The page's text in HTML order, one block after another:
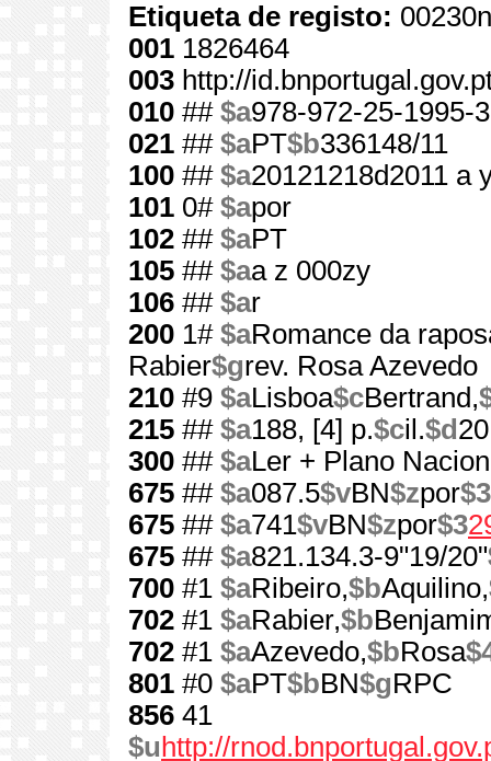
Etiqueta de registo:
001 1826464
003 http://
010 ## $a978-972-25-1995-3
021 ## $aPT$b336148/11
100 ## $a20121218d2011 a
101 0# $apor
102 ## $aPT
105 ## $aa z 000zy
106 ## $ar
200 1# $aRomance da
Rabier$grev. Rosa Azevedo
210 #9 $aLisboa$cBertrand,
215 ## $a188, [4] p.$cil.$d
300 ## $aLer + Plano
675 ## $a087.5$vBN$zpor$3
675 ## $a741$vBN$zpor$3
675 ## $a821.134.3-9"19/20"
700 #1 $aRibeiro,$bAquilino,
702 #1 $aRabier,$b
702 #1 $aAzevedo,$bRosa
801 #0 $aPT$bBN$gRPC
856 41
$u http://